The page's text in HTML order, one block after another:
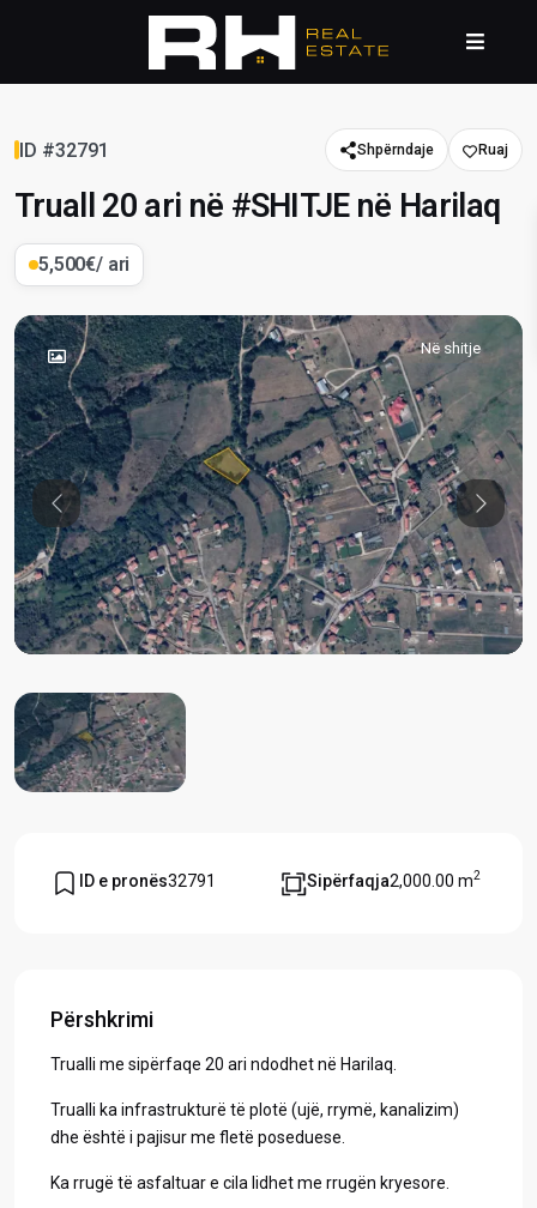
ID #32791 Shpërndaje
Truall 20 ari në #SHITJE në Harilaq
5,500€/ ari
Në shitje
Previous
ID e pronës32791 Sipërfaqja2,000.00 m2
Përshkrimi
Trualli me sipërfaqe 20 ari ndodhet në Harilaq.
Trualli ka infrastrukturë të plotë (ujë, rrymë, kanalizim)
dhe është i pajisur me fletë poseduese.
Ka rrugë të asfaltuar e cila lidhet me rrugën kryesore.